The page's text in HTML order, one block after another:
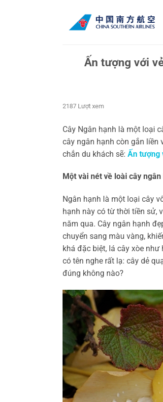
Ấn tượng với
2187 Lượt xem
Cây Ngân hạnh là một loại
cây ngân hạnh còn gắn
chắn du khách sẽ: Ấn tượng
Một vài nét về loài cây ngân
Ngân hạnh là một loại cây
hạnh này có từ thời tiền sử,
năm qua. Cây ngân hạnh
chuyển sang màu vàng,
khá đặc biệt, lá cây xòe
có tên nghe rất lạ: cây dẻ
đúng không nào?